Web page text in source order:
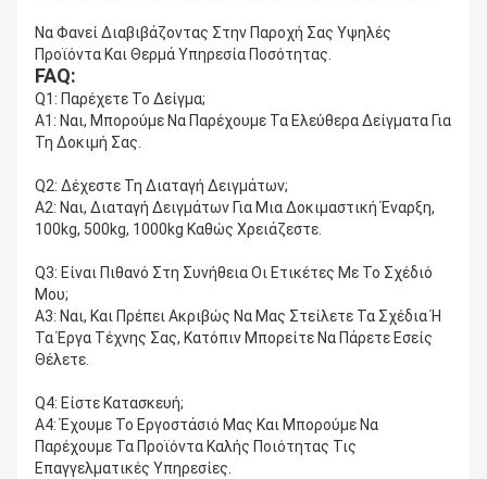
Να Φανεί Διαβιβάζοντας Στην Παροχή Σας Υψηλές
Προϊόντα Και Θερμά Υπηρεσία Ποσότητας.
FAQ:
Q1: Παρέχετε Το Δείγμα;
Α1: Ναι, Μπορούμε Να Παρέχουμε Τα Ελεύθερα Δείγματα Για
Τη Δοκιμή Σας.
Q2: Δέχεστε Τη Διαταγή Δειγμάτων;
A2: Ναι, Διαταγή Δειγμάτων Για Μια Δοκιμαστική Έναρξη,
100kg, 500kg, 1000kg Καθώς Χρειάζεστε.
Q3: Είναι Πιθανό Στη Συνήθεια Οι Ετικέτες Με Το Σχέδιό
Μου;
A3: Ναι, Και Πρέπει Ακριβώς Να Μας Στείλετε Τα Σχέδια Ή
Τα Έργα Τέχνης Σας, Κατόπιν Μπορείτε Να Πάρετε Εσείς
Θέλετε.
Q4: Είστε Κατασκευή;
A4: Έχουμε Το Εργοστάσιό Μας Και Μπορούμε Να
Παρέχουμε Τα Προϊόντα Καλής Ποιότητας Τις
Επαγγελματικές Υπηρεσίες.